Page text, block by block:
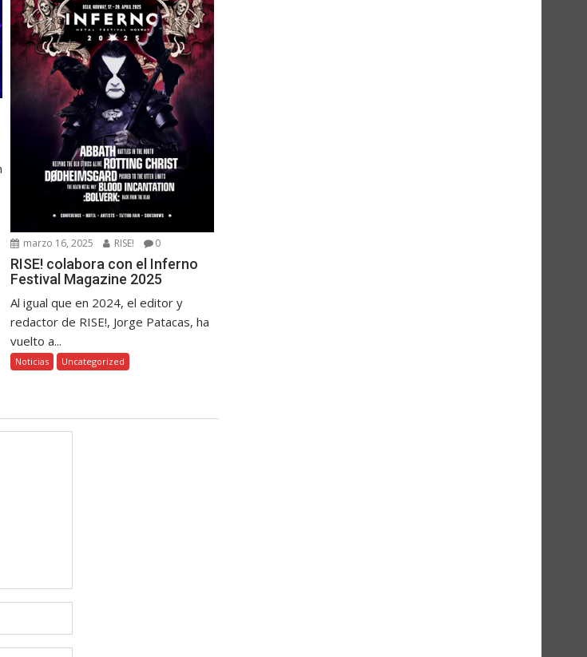
marzo 16, 2025 RISE! 0
RISE! colabora con el Inferno
Festival Magazine 2025
Al igual que en 2024, el editor y
redactor de RISE!, Jorge Patacas, ha
vuelto a...
Noticias Uncategorized